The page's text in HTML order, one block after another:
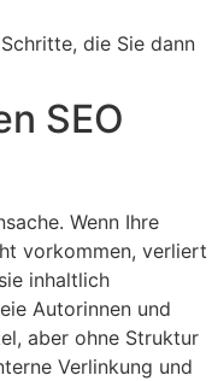
die Sie dann
SEO
Wenn Ihre
vorkommen, verliert
inhaltlich
Autorinnen und
aber ohne Struktur
Verlinkung und